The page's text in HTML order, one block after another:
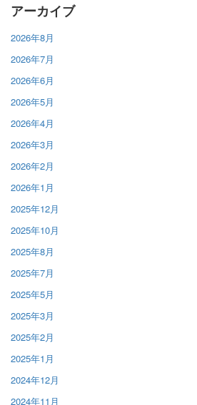
アーカイブ
2026年8月
2026年7月
2026年6月
2026年5月
2026年4月
2026年3月
2026年2月
2026年1月
2025年12月
2025年10月
2025年8月
2025年7月
2025年5月
2025年3月
2025年2月
2025年1月
2024年12月
2024年11月